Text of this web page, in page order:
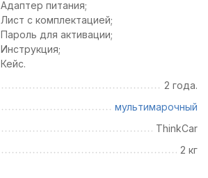
Адаптер питания;
Лист с комплектацией;
Пароль для активации;
Инструкция;
Кейс.
2 года.
мультимарочный
ThinkCar
2 кг